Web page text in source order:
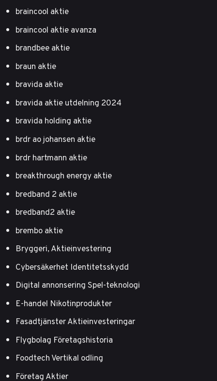
braincool aktie
braincool aktie avanza
brandbee aktie
braun aktie
bravida aktie
bravida aktie utdelning 2024
bravida holding aktie
brdr ao johansen aktie
brdr hartmann aktie
breakthrough energy aktie
bredband 2 aktie
bredband2 aktie
brembo aktie
Bryggeri, Aktieinvestering
Cybersäkerhet Identitetsskydd
Digital annonsering Spel-teknologi
E-handel Nikotinprodukter
Fasadtjänster Aktieinvesteringar
Flygbolag Företagshistoria
Foodtech Vertikal odling
Företag Aktier